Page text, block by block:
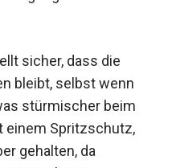
sicher, dass die
bleibt, selbst wenn
stürmischer beim
einem Spritzschutz,
gehalten, da